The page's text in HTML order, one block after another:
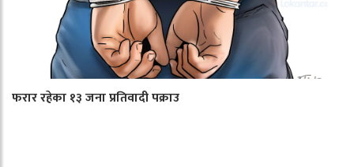
फरार रहेका १३ जना प्रतिवादी पक्राउ